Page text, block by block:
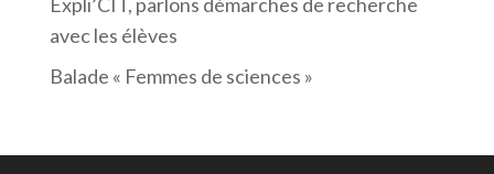
avec les élèves
Balade « Femmes de sciences »